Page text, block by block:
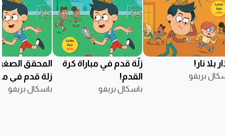
بلا نار!
بريفو
زلّة قدم في مباراة كرة
القدم!
باسكال بريفو
المحقق
زلة قدم في
القدم!
باسكال بريفو